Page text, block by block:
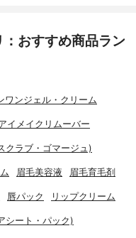
おすすめ商品ラン
ワンジェル・クリーム
イメイクリムーバー
クラブ・ゴマージュ)
眉毛美容液 眉毛育毛剤
唇パック リップクリーム
シート・パック)